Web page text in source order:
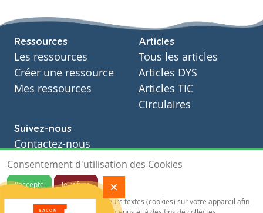
Ressources
Les ressources
Créer une ressource
Mes ressources
Articles
Tous les articles
Articles DYS
Articles TIC
Circulaires
Suivez-nous
Contactez-nous
Soutien scolaire
Notre page Facebook
S'inscrire à notre newsletter
Consentement d'utilisation des Cookies
J'accepte
Je refuse
Notre site sauvegarde des traceurs textes (cookies) sur votre appareil afin